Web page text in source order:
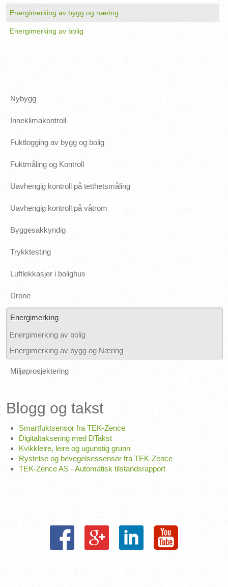
Energimerking av bygg og næring
Energimerking av bolig
Nybygg
Inneklimakontroll
Fuktlogging av bygg og bolig
Fuktmåling og Kontroll
Uavhengig kontroll på tetthetsmåling
Uavhengig kontroll på våtrom
Byggesakkyndig
Trykktesting
Luftlekkasjer i bolighus
Drone
Energimerking
Energimerking av bolig
Energimerking av bygg og Næring
Miljøprosjektering
Blogg og takst
Smartfuktsensor fra TEK-Zence
Digitaltaksering med DTakst
Kvikkleire, leire og ugunstig grunn
Rystelse og bevegelsessensor fra TEK-Zence
TEK-Zence AS - Automatisk tilstandsrapport